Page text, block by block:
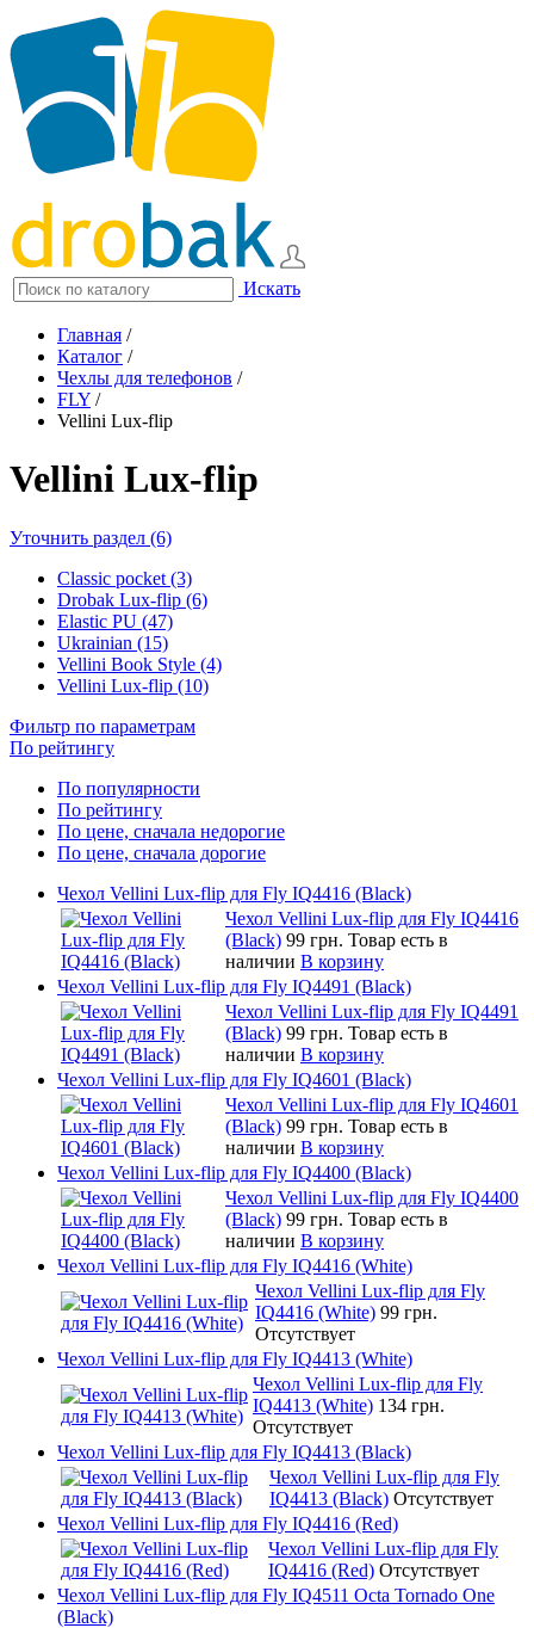
Искать
Главная /
Каталог /
Чехлы для телефонов /
FLY /
Vellini Lux-flip
Vellini Lux-flip
Уточнить раздел (6)
Classic pocket (3)
Drobak Lux-flip (6)
Elastic PU (47)
Ukrainian (15)
Vellini Book Style (4)
Vellini Lux-flip (10)
Фильтр по параметрам
По рейтингу
По популярности
По рейтингу
По цене, сначала недорогие
По цене, сначала дорогие
Чехол Vellini Lux-flip для Fly IQ4416 (Black)
Чехол Vellini Lux-flip для Fly IQ4416
(Black) 99 грн. Товар есть в
наличии В корзину
Чехол Vellini Lux-flip для Fly IQ4491 (Black)
Чехол Vellini Lux-flip для Fly IQ4491
(Black) 99 грн. Товар есть в
наличии В корзину
Чехол Vellini Lux-flip для Fly IQ4601 (Black)
Чехол Vellini Lux-flip для Fly IQ4601
(Black) 99 грн. Товар есть в
наличии В корзину
Чехол Vellini Lux-flip для Fly IQ4400 (Black)
Чехол Vellini Lux-flip для Fly IQ4400
(Black) 99 грн. Товар есть в
наличии В корзину
Чехол Vellini Lux-flip для Fly IQ4416 (White)
Чехол Vellini Lux-flip для Fly
IQ4416 (White) 99 грн.
Отсутствует
Чехол Vellini Lux-flip для Fly IQ4413 (White)
Чехол Vellini Lux-flip для Fly
IQ4413 (White) 134 грн.
Отсутствует
Чехол Vellini Lux-flip для Fly IQ4413 (Black)
Чехол Vellini Lux-flip для Fly
IQ4413 (Black) Отсутствует
Чехол Vellini Lux-flip для Fly IQ4416 (Red)
Чехол Vellini Lux-flip для Fly
IQ4416 (Red) Отсутствует
Чехол Vellini Lux-flip для Fly IQ4511 Octa Tornado One
(Black)